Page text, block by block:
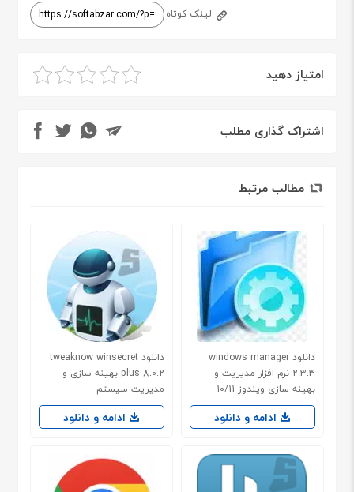
لینک کوتاه
امتیاز دهید
اشتراک گذاری مطلب
مطالب مرتبط
دانلود windows manager
2.3.3 نرم افزار مدیریت و
بهینه سازی ویندوز 10/11
ادامه و دانلود
دانلود tweaknow winsecret
plus 8.0.2 بهینه سازی و
مدیریت سیستم
ادامه و دانلود